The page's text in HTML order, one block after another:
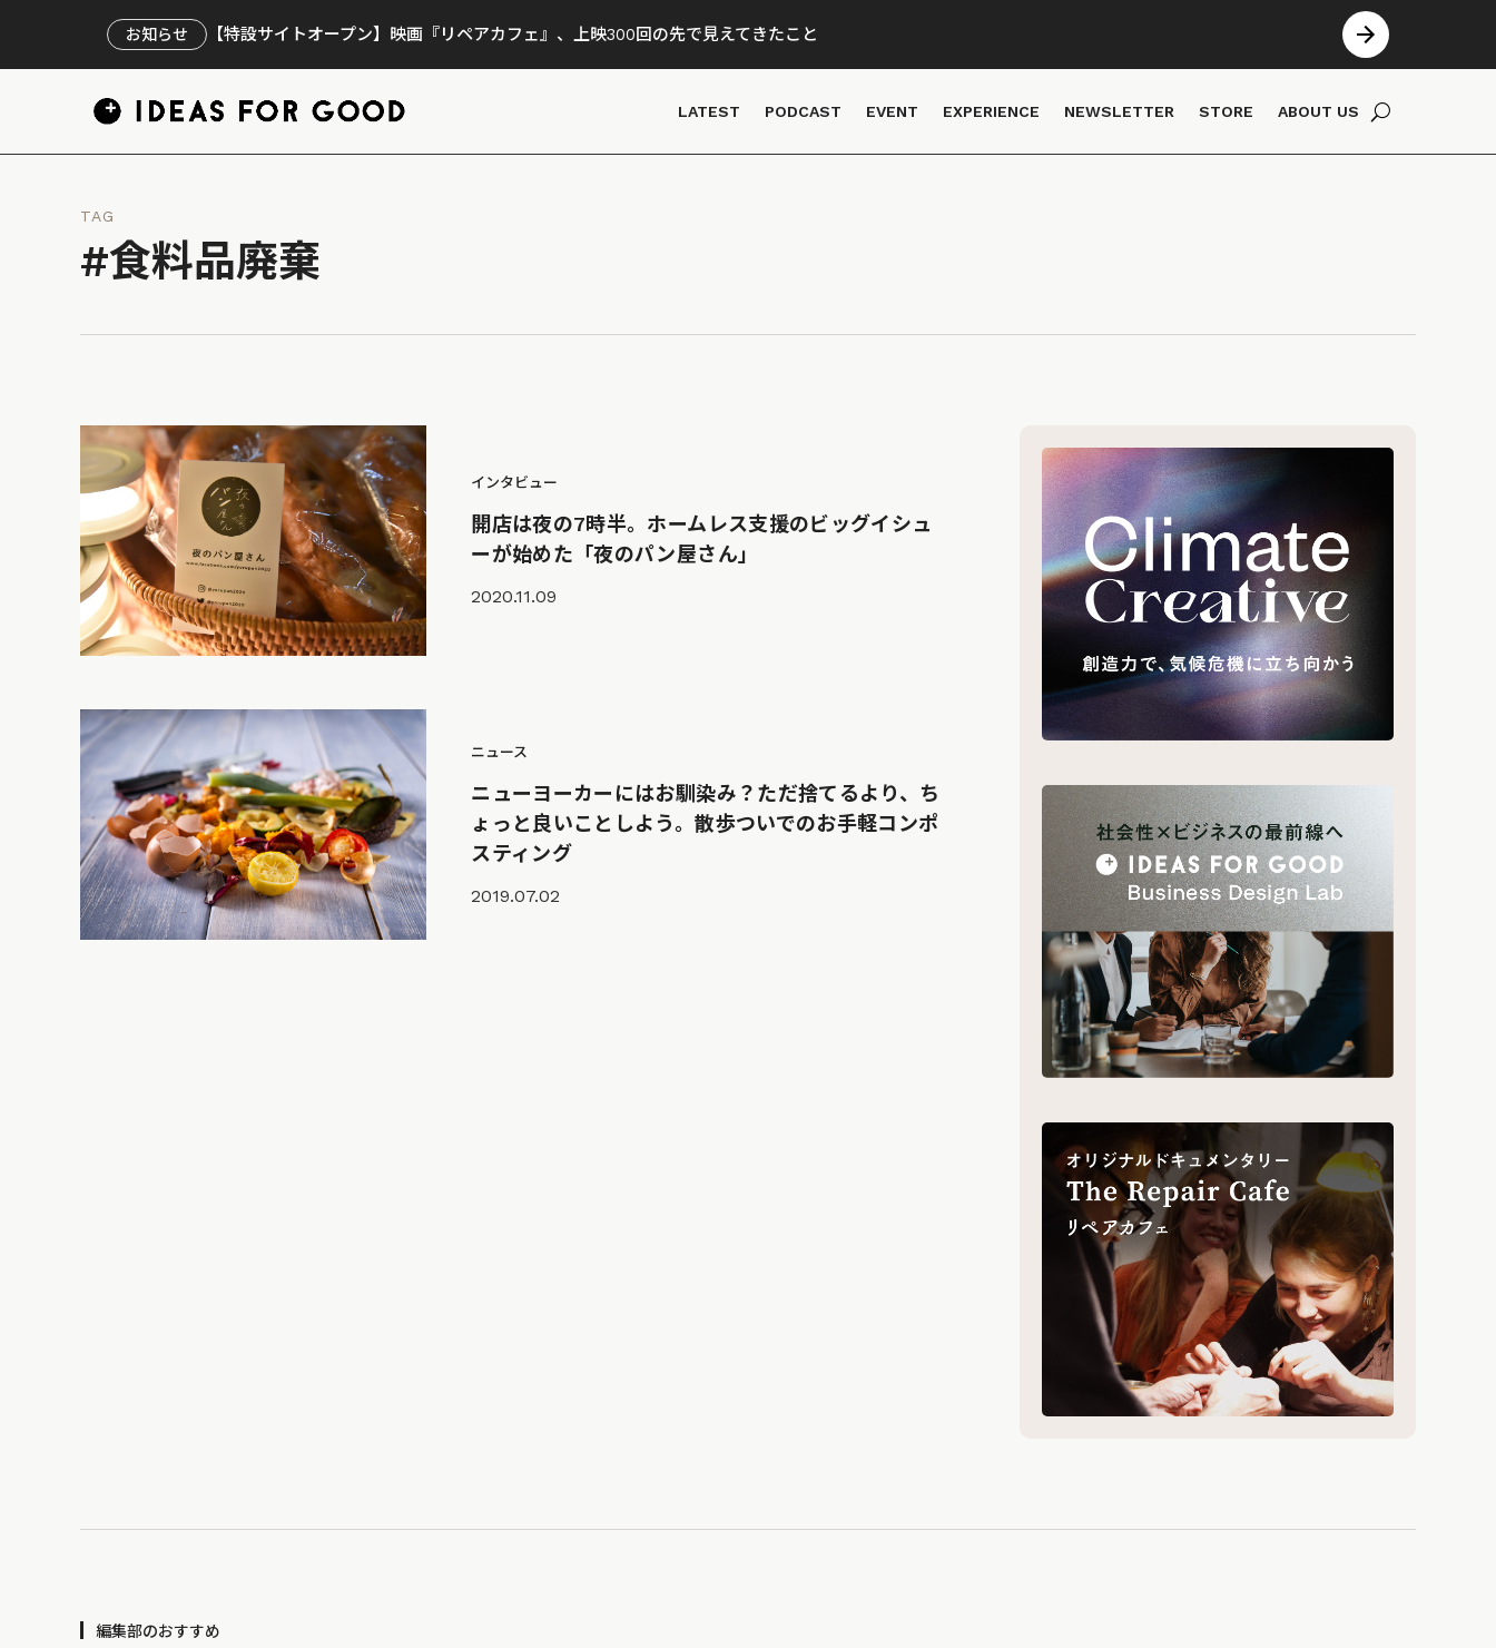
お知らせ 【特設サイトオープン】映画『リペアカフェ』、上映300回の先で見えてきたこと
LATEST PODCAST EVENT EXPERIENCE NEWSLETTER STORE ABOUT US
TAG
#食料品廃棄
インタビュー
開店は夜の7時半。ホームレス支援のビッグイシュ
ーが始めた「夜のパン屋さん」
2020.11.09
ニュース
ニューヨーカーにはお馴染み？ただ捨てるより、ち
ょっと良いことしよう。散歩ついでのお手軽コンポ
スティング
2019.07.02
編集部のおすすめ